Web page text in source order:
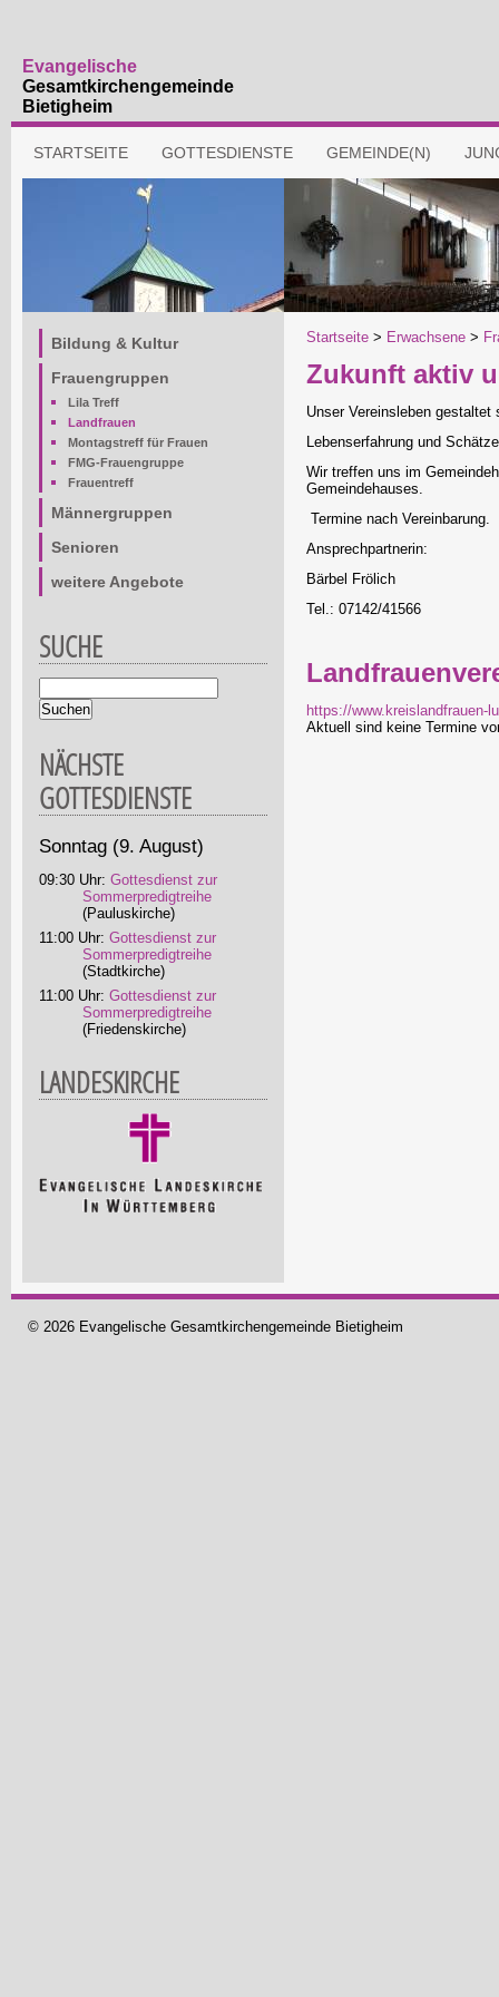
Evangelische
Gesamtkirchengemeinde
Bietigheim
Navigation
überspringen
STARTSEITE GOTTESDIENSTE GEMEINDE(N)
Startseite > Erwachsene >
Zukunft aktiv
Unser Vereinsleben
Lebenserfahrung und
Wir treffen uns im
Gemeindehauses.
Termine nach Vereinbarung.
Ansprechpartnerin:
Bärbel Frölich
Tel.: 07142/41566
https://www.kreislandfrauen-
Aktuell sind keine Termine
Navigation
überspringen
Bildung & Kultur
Frauengruppen
Lila Treff
Landfrauen
Montagstreff für Frauen
FMG-Frauengruppe
Frauentreff
Männergruppen
Senioren
weitere Angebote
SUCHE
NÄCHSTE
GOTTESDIENSTE
Sonntag (9. August)
09:30 Uhr: Gottesdienst zur
Sommerpredigtreihe
(Pauluskirche)
11:00 Uhr: Gottesdienst zur
Sommerpredigtreihe
(Stadtkirche)
11:00 Uhr: Gottesdienst zur
Sommerpredigtreihe
(Friedenskirche)
LANDESKIRCHE
© 2026 Evangelische Gesamtkirchengemeinde Bietigheim